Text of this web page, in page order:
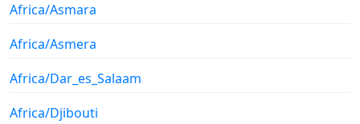
Africa/Asmara
Africa/Asmera
Africa/Dar_es_Salaam
Africa/Djibouti